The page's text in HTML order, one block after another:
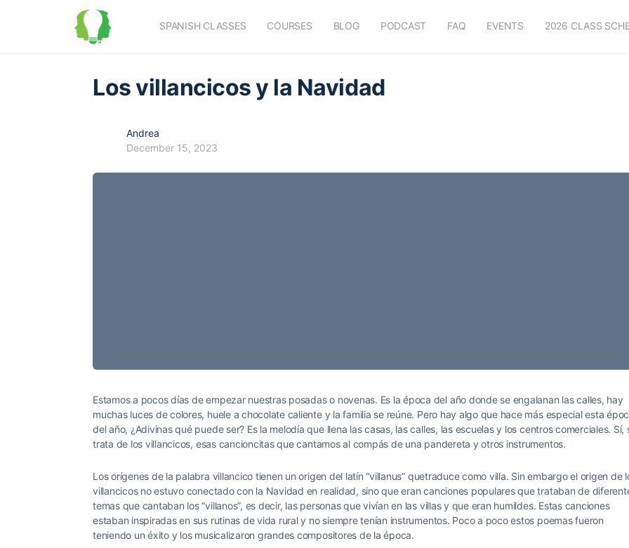
SPANISH CLASSES COURSES BLOG PODCAST FAQ EVENTS 2026 CLASS
Los villancicos y la Navidad
Andrea
December 15, 2023
Estamos a pocos días de empezar nuestras posadas o novenas. Es la época del año donde se engalanan las calles, hay
muchas luces de colores, huele a chocolate caliente y la familia se reúne. Pero hay algo que hace más especial esta
del año, ¿Adivinas qué puede ser? Es la melodía que llena las casas, las calles, las escuelas y los centros comerciales. Sí,
trata de los villancicos, esas cancioncitas que cantamos al compás de una pandereta y otros instrumentos.
Los orígenes de la palabra villancico tienen un origen del latín “villanus” quetraduce como villa. Sin embargo el origen de
villancicos no estuvo conectado con la Navidad en realidad, sino que eran canciones populares que trataban de
temas que cantaban los “villanos”, es decir, las personas que vivían en las villas y que eran humildes. Estas canciones
estaban inspiradas en sus rutinas de vida rural y no siempre tenían instrumentos. Poco a poco estos poemas fueron
teniendo un éxito y los musicalizaron grandes compositores de la época.